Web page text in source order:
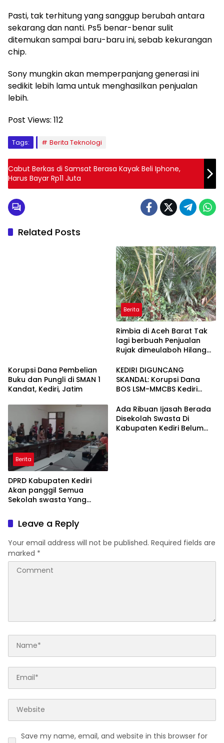
Pasti, tak terhitung yang sanggup berubah antara
sekarang dan nanti. Ps5 benar-benar sulit
ditemukan sampai baru-baru ini, sebab kekurangan
chip.
Sony mungkin akan memperpanjang generasi ini
sedikit lebih lama untuk menghasilkan penjualan
lebih.
Post Views: 112
Tags: Berita Teknologi
Cabut Berkas di Samsat Berasa Kayak Beli Iphone,
Harus Bayar Rp11 Juta
Related Posts
Berita
Rimbia di Aceh Barat Tak
lagi berbuah Penjualan
Rujak dimeulaboh Hilang
Korupsi Dana Pembelian
Buku dan Pungli di SMAN 1
Kandat, Kediri, Jatim
KEDIRI DIGUNCANG
SKANDAL: Korupsi Dana
BOS LSM-MMCBS Kediri
Dinas Pendidikan
Kabupaten Kediri Menuntut
Kepala Dinas Pendidikan di
Berita
DPRD Kabupaten Kediri
Akan panggil Semua
Sekolah swasta Yang
Ada Ribuan Ijasah Berada
Disekolah Swasta Di
Kabupaten Kediri Belum
Leave a Reply
Your email address will not be published. Required fields are
marked *
Save my name, email, and website in this browser for